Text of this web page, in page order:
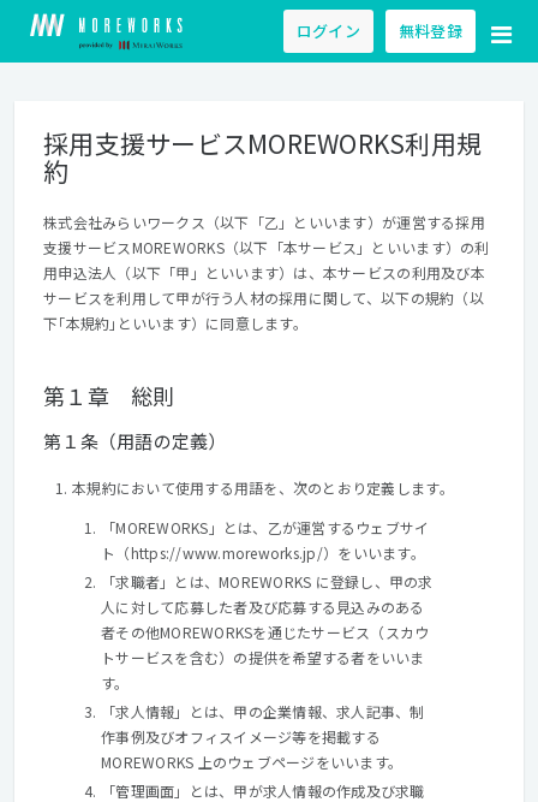
ログイン 無料登録
採用支援サービスMOREWORKS利用規
約
株式会社みらいワークス（以下「乙」といいます）が運営する採用
支援サービスMOREWORKS（以下「本サービス」といいます）の利
用申込法人（以下「甲」といいます）は、本サービスの利用及び本
サービスを利用して甲が行う人材の採用に関して、以下の規約（以
下｢本規約｣といいます）に同意します。
第１章 総則
第１条（用語の定義）
本規約において使用する用語を、次のとおり定義します。
「MOREWORKS」とは、乙が運営するウェブサイ
ト（https://www.moreworks.jp/）をいいます。
「求職者」とは、MOREWORKS に登録し、甲の求
人に対して応募した者及び応募する見込みのある
者その他MOREWORKSを通じたサービス（スカウ
トサービスを含む）の提供を希望する者をいいま
す。
「求人情報」とは、甲の企業情報、求人記事、制
作事例及びオフィスイメージ等を掲載する
MOREWORKS 上のウェブページをいいます。
「管理画面」とは、甲が求人情報の作成及び求職